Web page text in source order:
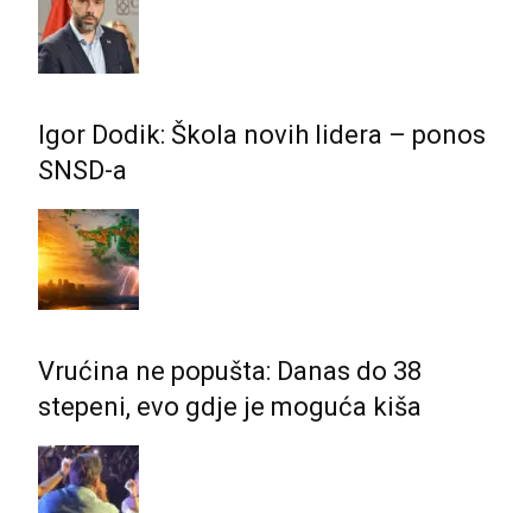
Igor Dodik: Škola novih lidera – ponos
SNSD-a
Vrućina ne popušta: Danas do 38
stepeni, evo gdje je moguća kiša